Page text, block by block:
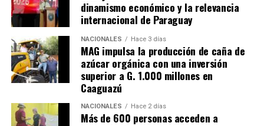
infraestructura como nunca antes.
Anunció también que su gobierno seguirá invirtiendo
para que todos los pacientes tengan la mejor atención.
Por su parte, El gobernador de Caazapá, Cristian Acosta,
afirmó que la habilitación de este hospital especializado
es «un sueño que se está cumpliendo» y anunció que
próximamente se prevé habilitar también un centro
dinamismo económico y la relevancia
internacional de Paraguay
NACIONALES Hace 3 días
MAG impulsa la producción de caña de
azúcar orgánica con una inversión
superior a G. 1.000 millones en
Caaguazú
NACIONALES Hace 2 días
Más de 600 personas acceden a